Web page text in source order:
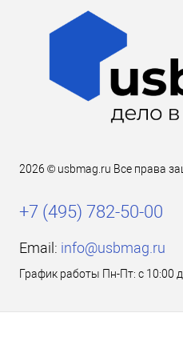
2026 © usbmag.ru Все права
+7 (495) 782-50-00
Email: info@usbmag.ru
График работы Пн-Пт: с 10:00